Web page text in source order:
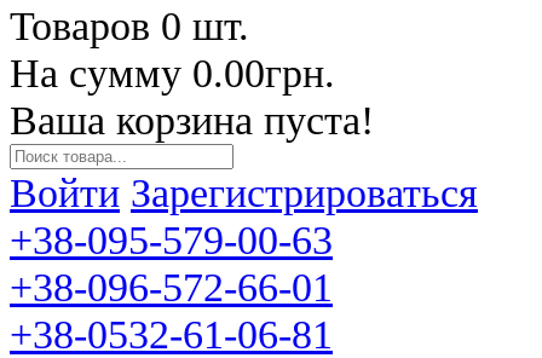
Товаров 0 шт.
На сумму 0.00грн.
Ваша корзина пуста!
Войти Зарегистрироваться
+38-095-579-00-63
+38-096-572-66-01
+38-0532-61-06-81